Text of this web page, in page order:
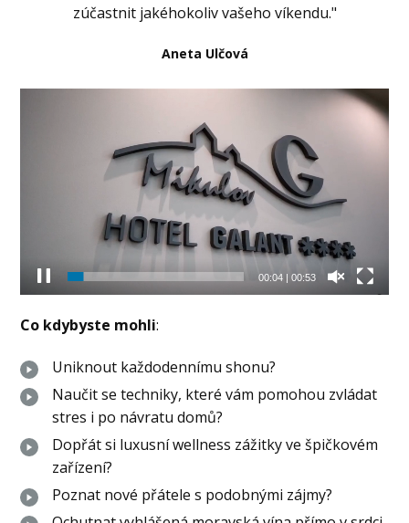
zúčastnit jakéhokoliv vašeho víkendu."
Aneta Ulčová
00:06| 00:53
Co kdybyste mohli:
Uniknout každodennímu shonu?
Naučit se techniky, které vám pomohou zvládat
stres i po návratu domů?
Dopřát si luxusní wellness zážitky ve špičkovém
zařízení?
Poznat nové přátele s podobnými zájmy?